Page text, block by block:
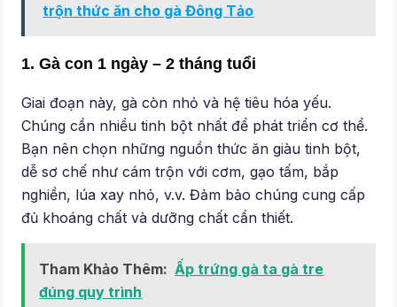
trộn thức ăn cho gà Đông Tảo
1. Gà con 1 ngày – 2 tháng tuổi
Giai đoạn này, gà còn nhỏ và hệ tiêu hóa yếu.
Chúng cần nhiều tinh bột nhất để phát triển cơ thể.
Bạn nên chọn những nguồn thức ăn giàu tinh bột,
dễ sơ chế như cám trộn với cơm, gạo tấm, bắp
nghiền, lúa xay nhỏ, v.v. Đảm bảo chúng cung cấp
đủ khoáng chất và dưỡng chất cần thiết.
Tham Khảo Thêm: Ấp trứng gà ta gà tre
đúng quy trình